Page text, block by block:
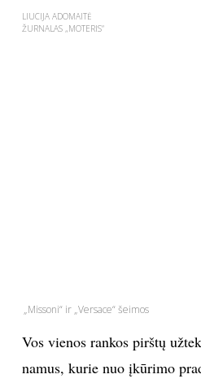
MADA
KULTŪRA
LIUCIJA ADOMAITĖ
ŽURNALAS „MOTERIS“
„Missoni“ ir „Versace“ šeimos
Vos vienos rankos pirštų
namus, kurie nuo įkūrimo